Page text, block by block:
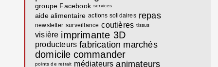
groupe Facebook services
aide alimentaire actions solidaires repas
newsletter surveillance coutières tissus
visière imprimante 3D
producteurs fabrication marchés
domicile commander
points de retrait médiateurs animateurs